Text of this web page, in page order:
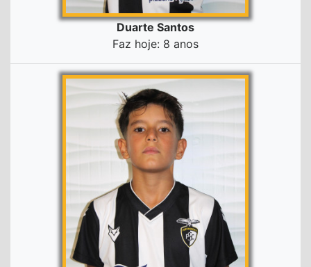
Duarte Santos
Faz hoje: 8 anos